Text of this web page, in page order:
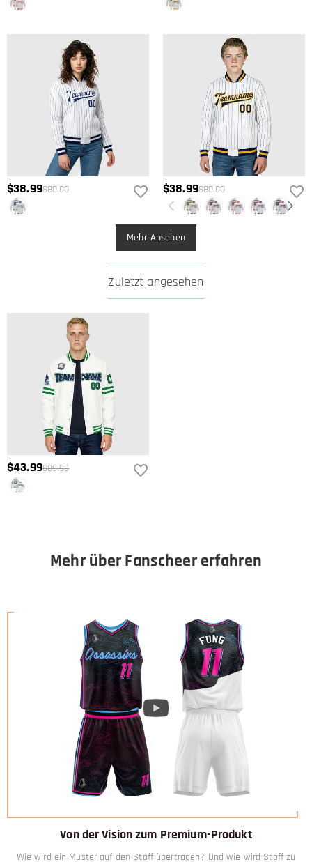
Erstattung des Kaufpreises zurückgeben. Wenn Sie mehr wissen
$38.99$80.00 $38.99$80.00
Mehr Ansehen
Zuletzt angesehen
$43.99$89.99
Mehr über Fanscheer erfahren
Von der Vision zum Premium-Produkt
Wie wird ein Muster auf den Stoff übertragen? Und wie wird Stoff zu